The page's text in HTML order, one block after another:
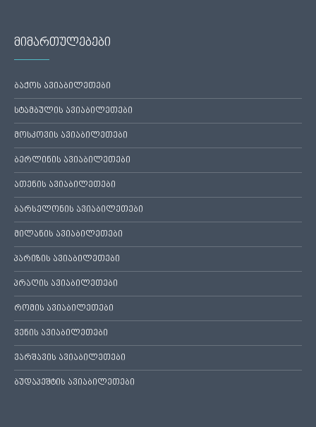
მიმართულებები
ბაქოს ავიაბილეთები
სტამბულის ავიაბილეთები
მოსკოვის ავიაბილეთები
ბერლინის ავიაბილეთები
ათენის ავიაბილეთები
ბარსელონის ავიაბილეთები
მილანის ავიაბილეთები
პარიზის ავიაბილეთები
პრაღის ავიაბილეთები
რომის ავიაბილეთები
ვენის ავიაბილეთები
ვარშავის ავიაბილეთები
ბუდაპეშტის ავიაბილეთები